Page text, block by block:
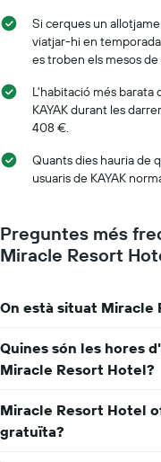
Si cerques un
viatjar-hi en
es troben els mesos de
L'habitació més
KAYAK durant les
408 €.
Quants dies hauria de
usuaris de KAYAK
Preguntes més
Miracle Resort
On està situat Miracle
Quines són les hores
Miracle Resort Hotel?
Miracle Resort Hotel
gratuïta?